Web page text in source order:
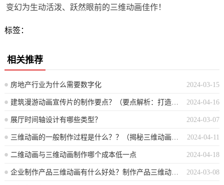
变幻为生动活泼、跃然眼前的三维动画佳作！
标签：
相关推荐
2024-03-15
房地产行业为什么需要数字化
2024-04-16
建筑漫游动画宣传片的制作要点？（要点解析：打造建筑动画漫游宣传片的技巧与策略）
2024-03-07
展厅时间轴设计有哪些类型？
2024-04-11
三维动画的一般制作过程是什么？？（揭秘三维动画的典型创作流程）
2024-04-18
二维动画与三维动画制作哪个成本低一点
2024-03-08
企业制作产品三维动画有什么好处？制作产品三维动画的优势